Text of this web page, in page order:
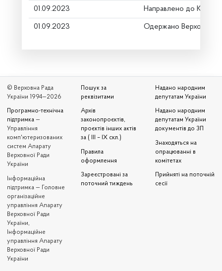
01.09.2023 Направлено до
01.09.2023 Одержано Верховною
© Верховна Рада
України 1994—2026
Програмно-технічна
підтримка —
Управління
комп'ютеризованих
систем Апарату
Верховної Ради
України
Iнформаційна
підтримка — Головне
організаційне
управління Апарату
Верховної Ради
України,
Інформаційне
управління Апарату
Верховної Ради
України
Пошук за
реквізитами
Архів
законопроєктів,
проєктів інших актів
за ( III – IX скл.)
Правила
оформлення
Зареєстровані за
поточний тиждень
Надано народним
депутатам України
Надано народним
депутатам України
документів до ЗП
Знаходяться на
опрацюванні в
комітетах
Прийняті на поточній
сесії